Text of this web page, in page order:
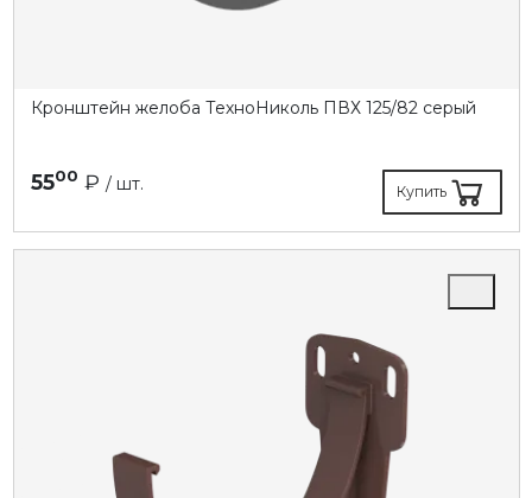
Кронштейн желоба ТехноНиколь ПВХ 125/82 серый
5500 ₽ / шт. Купить